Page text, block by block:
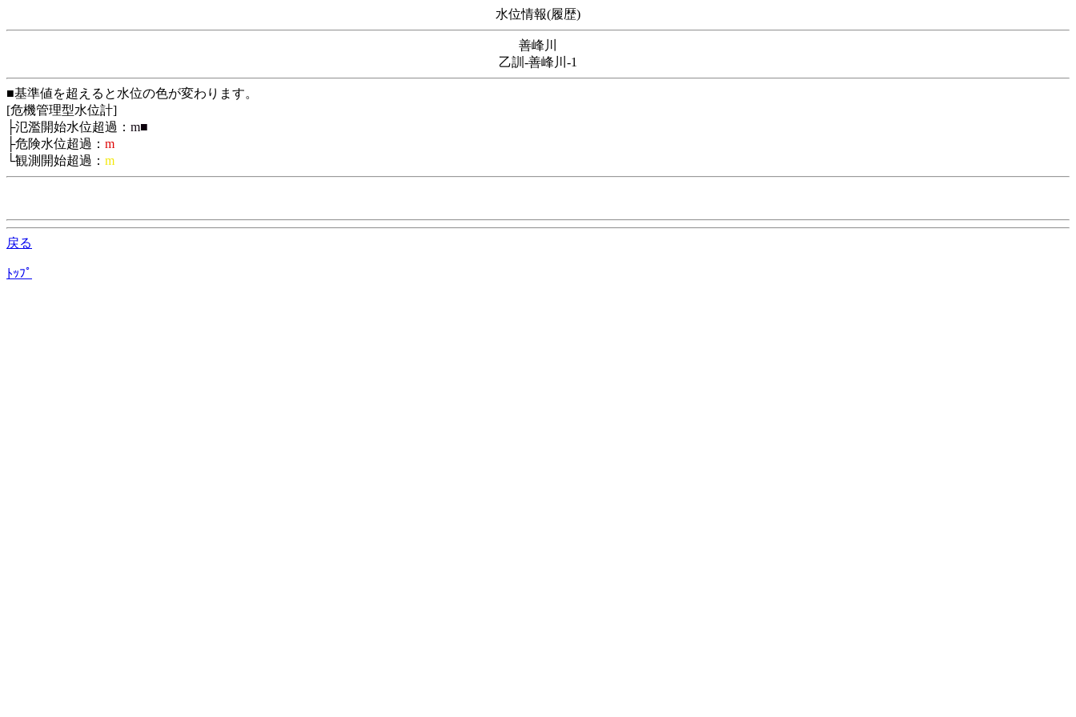
水位情報(履歴)
善峰川
乙訓-善峰川-1
■基準値を超えると水位の色が変わります。
[危機管理型水位計]
├氾濫開始水位超過： m■
├危険水位超過： m
└観測開始超過： m
戻る
ﾄｯﾌﾟ